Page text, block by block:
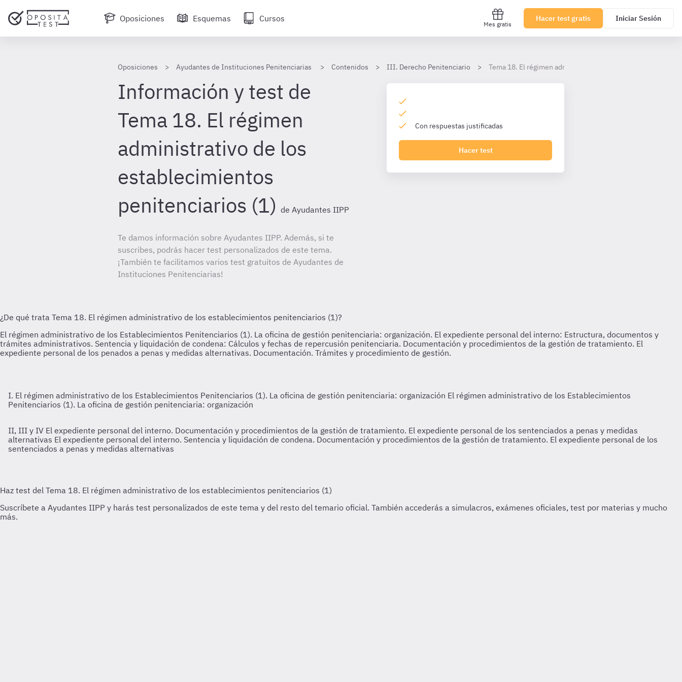
Oposiciones Esquemas Cursos
Mes gratis
Hacer test gratis Iniciar Sesión
Oposiciones Ayudantes de Instituciones Penitenciarias Contenidos III. Derecho Penitenciario Tema 18. El régimen administrativo de los
Información y test de
Tema 18. El régimen
administrativo de los
establecimientos
penitenciarios (1) de Ayudantes IIPP
Te damos información sobre Ayudantes IIPP. Además, si te
suscribes, podrás hacer test personalizados de este tema.
¡También te facilitamos varios test gratuitos de Ayudantes de
Instituciones Penitenciarias!
Con respuestas justificadas
Hacer test
I. El régimen administrativo de los Establecimientos Penitenciarios (1). La oficina de gestión penitenciaria: organización El régimen administrativo de los Establecimientos
Penitenciarios (1). La oficina de gestión penitenciaria: organización
II, III y IV El expediente personal del interno. Documentación y procedimientos de la gestión de tratamiento. El expediente personal de los sentenciados a penas y medidas
alternativas El expediente personal del interno. Sentencia y liquidación de condena. Documentación y procedimientos de la gestión de tratamiento. El expediente personal de los
sentenciados a penas y medidas alternativas